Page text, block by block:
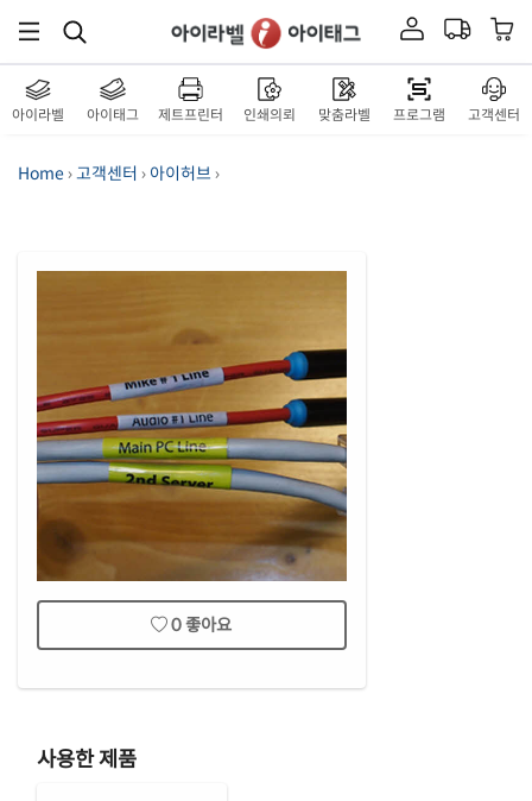
아이라벨 아이태그 제트프린터 인쇄의뢰 맞춤라벨 프로그램 고객센터
Home›고객센터 › 아이허브 ›
0좋아요
사용한 제품